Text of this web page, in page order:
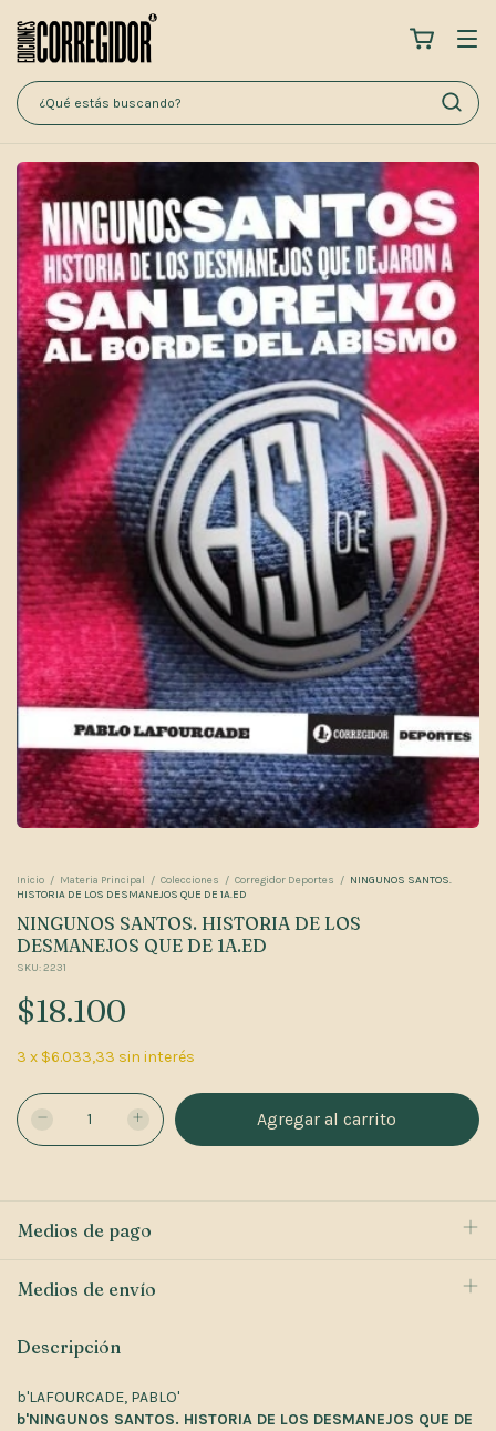
Inicio / Materia Principal / Colecciones / Corregidor Deportes / NINGUNOS SANTOS.
HISTORIA DE LOS DESMANEJOS QUE DE 1A.ED
NINGUNOS SANTOS. HISTORIA DE LOS
DESMANEJOS QUE DE 1A.ED
SKU:2231
$18.100
3 x $6.033,33 sin interés
Medios de pago
Medios de envío
Descripción
b'LAFOURCADE, PABLO'
b'NINGUNOS SANTOS. HISTORIA DE LOS DESMANEJOS QUE DE